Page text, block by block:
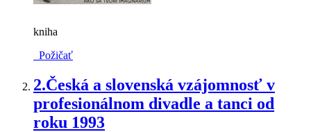
kniha
Požičať
2.Česká a slovenská vzájomnosť v
profesionálnom divadle a tanci od
roku 1993